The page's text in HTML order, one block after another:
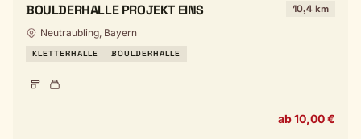
BOULDERHALLE PROJEKT EINS 10,4 km
Neutraubling, Bayern
KLETTERHALLE BOULDERHALLE
ab 10,00 €